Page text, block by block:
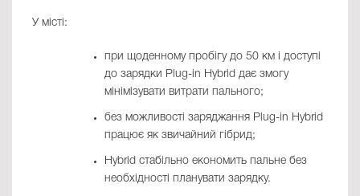
У місті:
при щоденному пробігу до 50 км і доступі
до зарядки Plug-in Hybrid дає змогу
мінімізувати витрати пального;
без можливості заряджання Plug-in Hybrid
працює як звичайний гібрид;
Hybrid стабільно економить пальне без
необхідності планувати зарядку.